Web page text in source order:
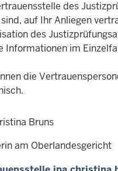
des
auf Ihr Anliegen
des
Informationen im
die
Bruns
am Oberlandesgericht